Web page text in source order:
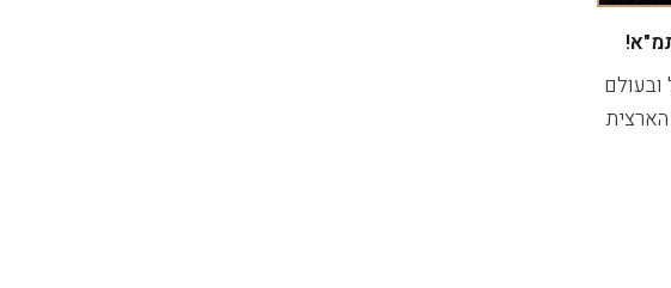
ובעולם